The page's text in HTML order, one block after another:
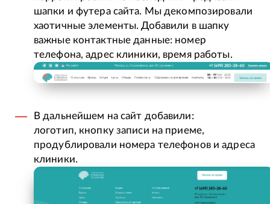
шапки и футера сайта. Мы декомпозировали
хаотичные элементы. Добавили в шапку
важные контактные данные: номер
телефона, адрес клиники, время работы.
В дальнейшем на сайт добавили:
логотип, кнопку записи на приеме,
продублировали номера телефонов и адреса
клиники.